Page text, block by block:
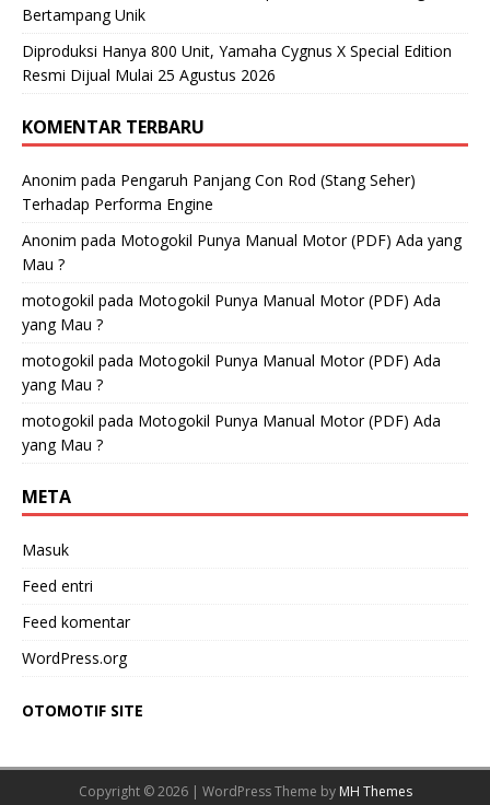
Bertampang Unik
Diproduksi Hanya 800 Unit, Yamaha Cygnus X Special Edition
Resmi Dijual Mulai 25 Agustus 2026
KOMENTAR TERBARU
Anonim pada Pengaruh Panjang Con Rod (Stang Seher)
Terhadap Performa Engine
Anonim pada Motogokil Punya Manual Motor (PDF) Ada yang
Mau ?
motogokil pada Motogokil Punya Manual Motor (PDF) Ada
yang Mau ?
motogokil pada Motogokil Punya Manual Motor (PDF) Ada
yang Mau ?
motogokil pada Motogokil Punya Manual Motor (PDF) Ada
yang Mau ?
META
Masuk
Feed entri
Feed komentar
WordPress.org
OTOMOTIF SITE
Copyright © 2026 | WordPress Theme by MH Themes